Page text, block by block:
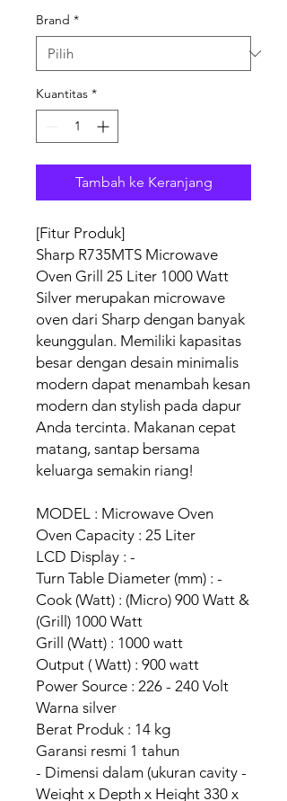
Brand *
Kuantitas *
Tambah ke Keranjang
[Fitur Produk]
Sharp R735MTS Microwave
Oven Grill 25 Liter 1000 Watt
Silver merupakan microwave
oven dari Sharp dengan banyak
keunggulan. Memiliki kapasitas
besar dengan desain minimalis
modern dapat menambah kesan
modern dan stylish pada dapur
Anda tercinta. Makanan cepat
matang, santap bersama
keluarga semakin riang!
MODEL : Microwave Oven
Oven Capacity : 25 Liter
LCD Display : -
Turn Table Diameter (mm) : -
Cook (Watt) : (Micro) 900 Watt &
(Grill) 1000 Watt
Grill (Watt) : 1000 watt
Output ( Watt) : 900 watt
Power Source : 226 - 240 Volt
Warna silver
Berat Produk : 14 kg
Garansi resmi 1 tahun
- Dimensi dalam (ukuran cavity -
Weight x Depth x Height 330 x